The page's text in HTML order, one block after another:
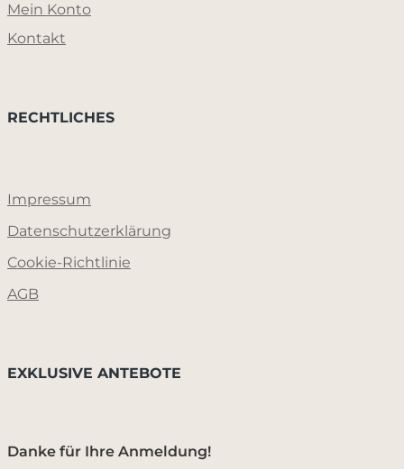
Mein Konto
Kontakt
RECHTLICHES
Impressum
Datenschutzerklärung
Cookie-Richtlinie
AGB
EXKLUSIVE ANTEBOTE
Danke für Ihre Anmeldung!